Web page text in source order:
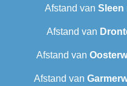
Afstand van Sleen
Afstand van
Afstand van
Afstand van